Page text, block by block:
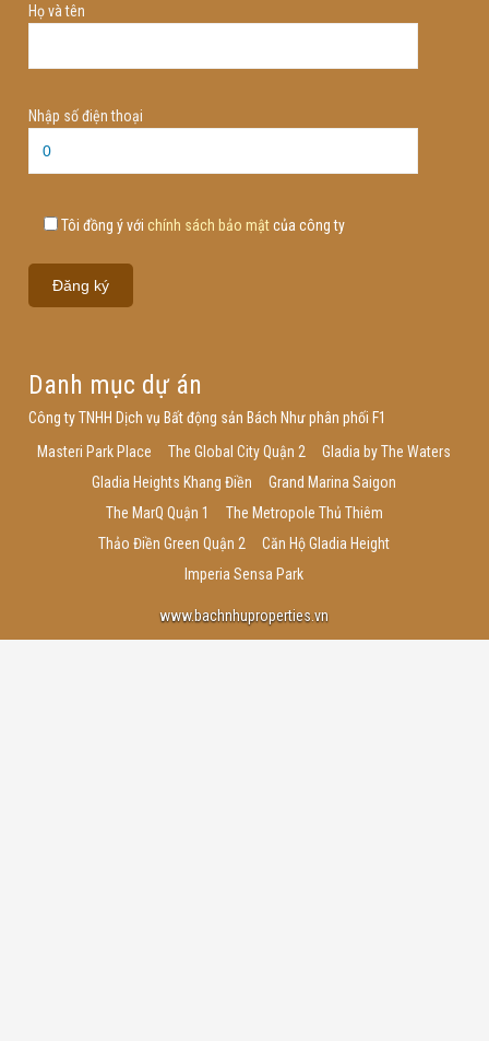
Họ và tên
Nhập số điện thoại
Tôi đồng ý với chính sách bảo mậtcủa công ty
Danh mục dự án
Công ty TNHH Dịch vụ Bất động sản Bách Như phân phối F1
Masteri Park Place
The Global City Quận 2
Gladia by The Waters
Gladia Heights Khang Điền
Grand Marina Saigon
The MarQ Quận 1
The Metropole Thủ Thiêm
Thảo Điền Green Quận 2
Căn Hộ Gladia Height
Imperia Sensa Park
www.bachnhuproperties.vn